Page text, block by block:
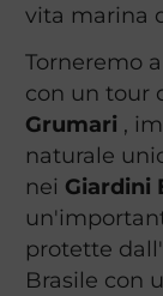
vita marina
Torneremo
con un tour
Grumari,
naturale
nei Giardini
protette
Brasile con